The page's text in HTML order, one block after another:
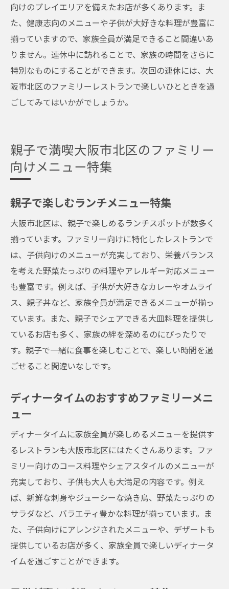
向けのプレイエリアを備えたお店が多くあります。ま
た、健康志向のメニューや子供が大好きな料理が豊富に
揃っていますので、家族全員が満足できること間違いあ
りません。連休中に訪れることで、家族の時間をさらに
特別なものにすることができます。次回の連休には、大
阪市北区のファミリーレストランで楽しいひとときを過
ごしてみてはいかがでしょうか。
親子で満喫大阪市北区のファミリー
向けメニュー特集
親子で楽しむランチメニュー特集
大阪市北区は、親子で楽しめるランチスポットが数多く
揃っています。ファミリー向けに特化したレストランで
は、子供向けのメニューが充実しており、栄養バランス
を考えた野菜たっぷりの料理やアレルギー対応メニュー
も豊富です。例えば、子供が大好きなカレーやオムライ
ス、親子丼など、家族全員が満足できるメニューが揃っ
ています。また、親子でシェアできる大皿料理を提供し
ているお店も多く、家族の絆を深めるのにぴったりで
す。親子で一緒に食事を楽しむことで、楽しい時間を過
ごせること間違いなしです。
ディナータイムのおすすめファミリーメニ
ュー
ディナータイムに家族全員が楽しめるメニューを提供す
るレストランも大阪市北区にはたくさんあります。ファ
ミリー向けのコース料理やシェアスタイルのメニューが
充実しており、子供も大人も大満足の内容です。例え
ば、新鮮な刺身やジューシーな焼き鳥、野菜たっぷりの
サラダなど、バラエティ豊かな料理が揃っています。ま
た、子供向けにアレンジされたメニューや、デザートも
提供しているお店が多く、家族全員で楽しいディナータ
イムを過ごすことができます。